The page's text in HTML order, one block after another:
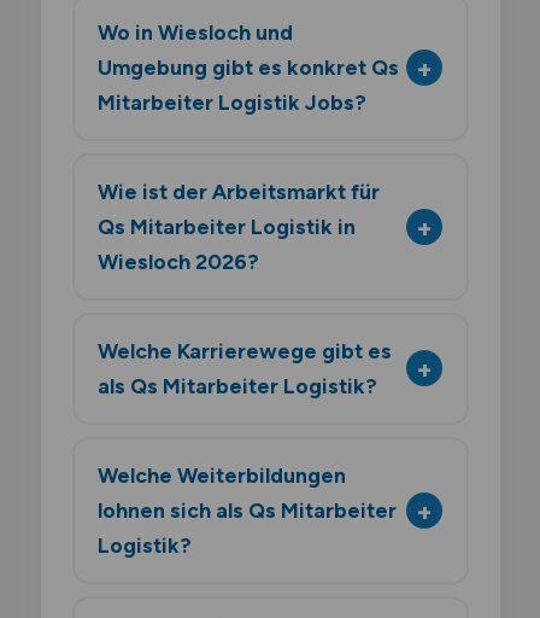
Wo in Wiesloch und
Umgebung gibt es konkret Qs
Mitarbeiter Logistik Jobs?
Wie ist der Arbeitsmarkt für
Qs Mitarbeiter Logistik in
Wiesloch 2026?
Welche Karrierewege gibt es
als Qs Mitarbeiter Logistik?
Welche Weiterbildungen
lohnen sich als Qs Mitarbeiter
Logistik?